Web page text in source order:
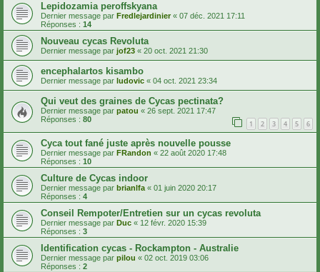
Lepidozamia peroffskyana
Dernier message par Fredlejardinier« 07 déc. 2021 17:11
Réponses : 14
Nouveau cycas Revoluta
Dernier message par jof23 « 20 oct. 2021 21:30
encephalartos kisambo
Dernier message par ludovic « 04 oct. 2021 23:34
Qui veut des graines de Cycas pectinata?
Dernier message par patou « 26 sept. 2021 17:47
Réponses : 80 1 2 3 4 5 6
Cyca tout fané juste après nouvelle pousse
Dernier message par FRandon « 22 août 2020 17:48
Réponses : 10
Culture de Cycas indoor
Dernier message par brianlfa « 01 juin 2020 20:17
Réponses : 4
Conseil Rempoter/Entretien sur un cycas revoluta
Dernier message par Duc « 12 févr. 2020 15:39
Réponses : 3
Identification cycas - Rockampton - Australie
Dernier message par pilou « 02 oct. 2019 03:06
Réponses : 2